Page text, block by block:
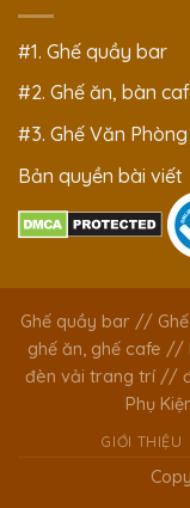
#1. Ghế quầy bar
#2. Ghế ăn, bàn
#3. Ghế Văn Phòng
Bản quyền bài viết
Ghế quầy bar//
ghế ăn, ghế cafe //
đèn vải trang trí //
Phụ
GIỚI THIỆU